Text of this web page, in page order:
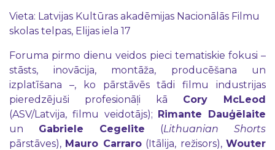
Vieta: Latvijas Kultūras akadēmijas Nacionālās Filmu
skolas telpas, Elijas iela 17
Foruma pirmo dienu veidos pieci tematiskie fokusi –
stāsts, inovācija, montāža, producēšana un
izplatīšana –, ko pārstāvēs tādi filmu industrijas
pieredzējuši profesionāļi kā Cory McLeod
(ASV/Latvija, filmu veidotājs); Rimante Dauģēlaite
un Gabriele Cegelite (Lithuanian Shorts
pārstāves), Mauro Carraro(Itālija, režisors),Wouter